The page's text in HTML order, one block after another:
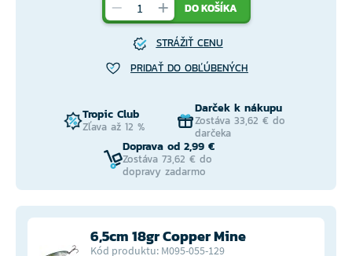
DO KOŠÍKA
STRÁŽIŤ CENU
PRIDAŤ DO OBĽÚBENÝCH
Tropic Club
Zľava až 12 %
Darček k nákupu
Zostáva 33,62 € do
darčeka
Doprava od 2,99 €
Zostáva 73,62 € do
dopravy zadarmo
6,5cm 18gr Copper Mine
Kód produktu: M095-055-129